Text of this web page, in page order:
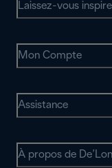
Laissez-vous
Mon Compte
Assistance
À propos de